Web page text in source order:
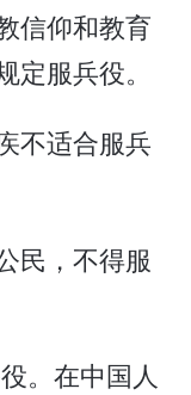
信仰和教育
服兵役。
不适合服兵
民，不得服
。在中国人